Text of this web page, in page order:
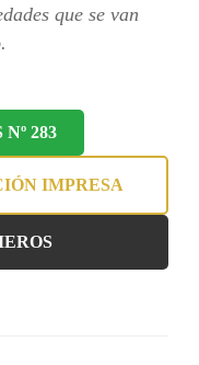
que se van
283
IMPRESA